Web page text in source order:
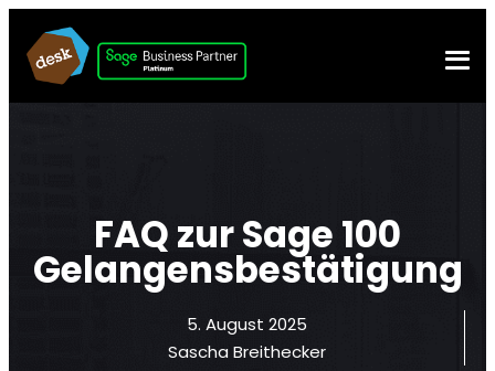
FAQ zur Sage 100
Gelangensbestätigung
5. August 2025
Sascha Breithecker